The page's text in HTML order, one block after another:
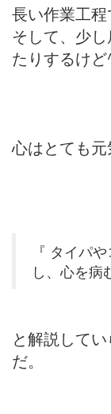
長い作業工程
そして、少
たりするけど
心はとても元
『 タイパ
し、心を病
と解説して
だ。